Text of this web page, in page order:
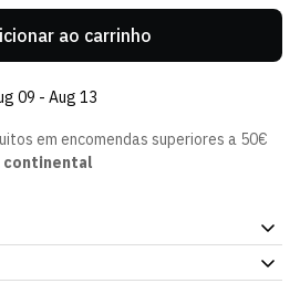
ao carrinho
09 - Aug 13
em encomendas superiores a 50€
continental
em tecido leve para uso diário.
resistir à lavagem frequente. Já